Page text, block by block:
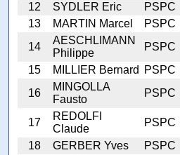
12
SYDLER Eric PSPC
13
MARTIN Marcel PSPC
14
AESCHLIMANN
Philippe
PSPC
15
MILLIER Bernard PSPC
16
MINGOLLA
Fausto
PSPC
17
REDOLFI
Claude
PSPC
18
GERBER Yves PSPC